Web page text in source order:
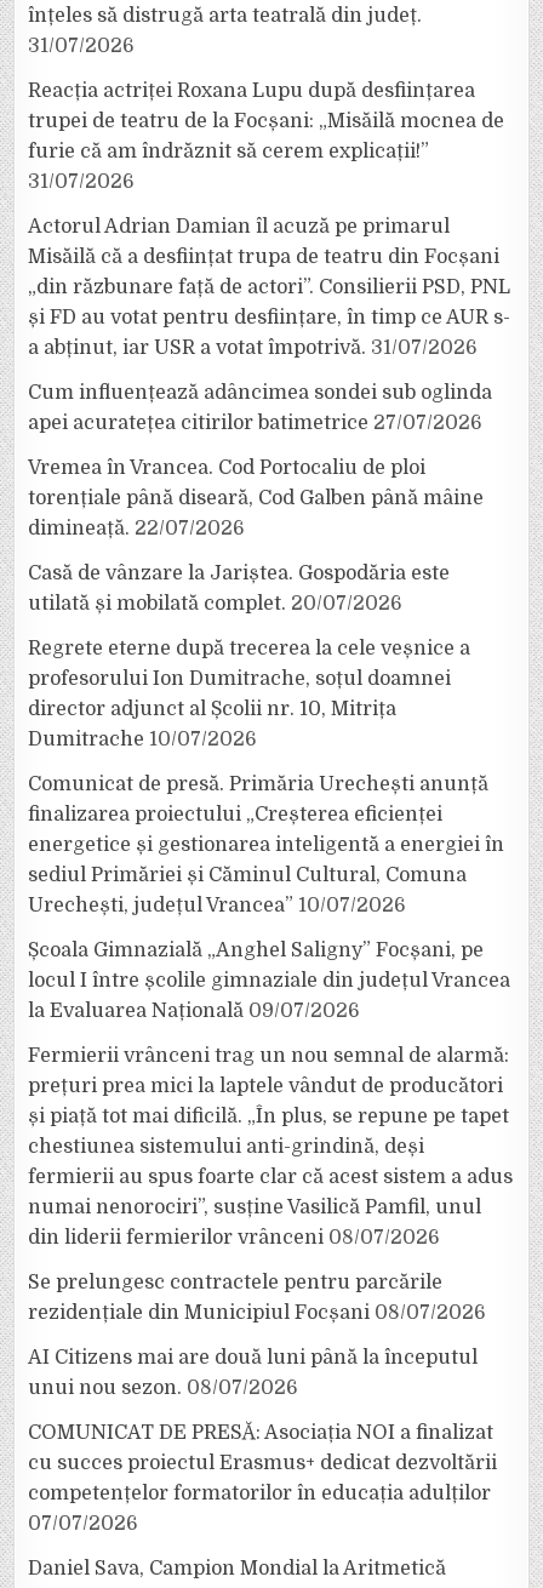
înțeles să distrugă arta teatrală din județ.
31/07/2026
Reacția actriței Roxana Lupu după desființarea
trupei de teatru de la Focșani: „Misăilă mocnea de
furie că am îndrăznit să cerem explicații!”
31/07/2026
Actorul Adrian Damian îl acuză pe primarul
Misăilă că a desființat trupa de teatru din Focșani
„din răzbunare față de actori”. Consilierii PSD, PNL
și FD au votat pentru desființare, în timp ce AUR s-
a abținut, iar USR a votat împotrivă. 31/07/2026
Cum influențează adâncimea sondei sub oglinda
apei acuratețea citirilor batimetrice 27/07/2026
Vremea în Vrancea. Cod Portocaliu de ploi
torențiale până diseară, Cod Galben până mâine
dimineață. 22/07/2026
Casă de vânzare la Jariștea. Gospodăria este
utilată și mobilată complet. 20/07/2026
Regrete eterne după trecerea la cele veșnice a
profesorului Ion Dumitrache, soțul doamnei
director adjunct al Școlii nr. 10, Mitrița
Dumitrache 10/07/2026
Comunicat de presă. Primăria Urechești anunță
finalizarea proiectului „Creșterea eficienței
energetice și gestionarea inteligentă a energiei în
sediul Primăriei și Căminul Cultural, Comuna
Urechești, județul Vrancea” 10/07/2026
Școala Gimnazială „Anghel Saligny” Focșani, pe
locul I între școlile gimnaziale din județul Vrancea
la Evaluarea Națională 09/07/2026
Fermierii vrânceni trag un nou semnal de alarmă:
prețuri prea mici la laptele vândut de producători
și piață tot mai dificilă. „În plus, se repune pe tapet
chestiunea sistemului anti-grindină, deși
fermierii au spus foarte clar că acest sistem a adus
numai nenorociri”, susține Vasilică Pamfil, unul
din liderii fermierilor vrânceni 08/07/2026
Se prelungesc contractele pentru parcările
rezidențiale din Municipiul Focșani 08/07/2026
AI Citizens mai are două luni până la începutul
unui nou sezon. 08/07/2026
COMUNICAT DE PRESĂ: Asociația NOI a finalizat
cu succes proiectul Erasmus+ dedicat dezvoltării
competențelor formatorilor în educația adulților
07/07/2026
Daniel Sava, Campion Mondial la Aritmetică